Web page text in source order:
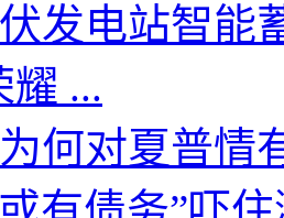
发电站智能
耀 ...
何对夏普情